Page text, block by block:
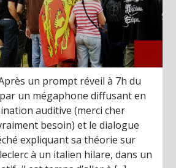
un prompt réveil à 7h du
un mégaphone diffusant en
auditive (merci cher
besoin) et le dialogue
expliquant sa théorie sur
à un italien hilare, dans un